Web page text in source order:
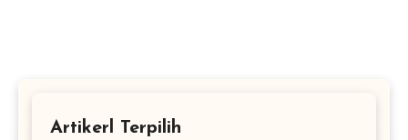
Artikerl Terpilih